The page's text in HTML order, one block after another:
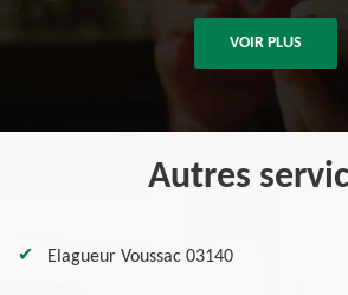
VOIR PLUS
Autres
Elagueur Voussac 03140